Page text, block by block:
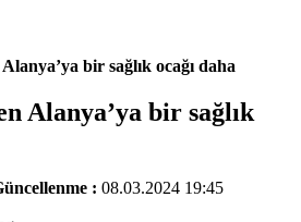
bir sağlık ocağı daha
Alanya’ya bir sağlık
: 08.03.2024 19:45